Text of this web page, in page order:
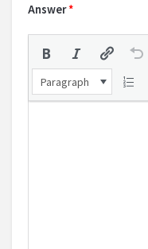
Answer*
Paragraph